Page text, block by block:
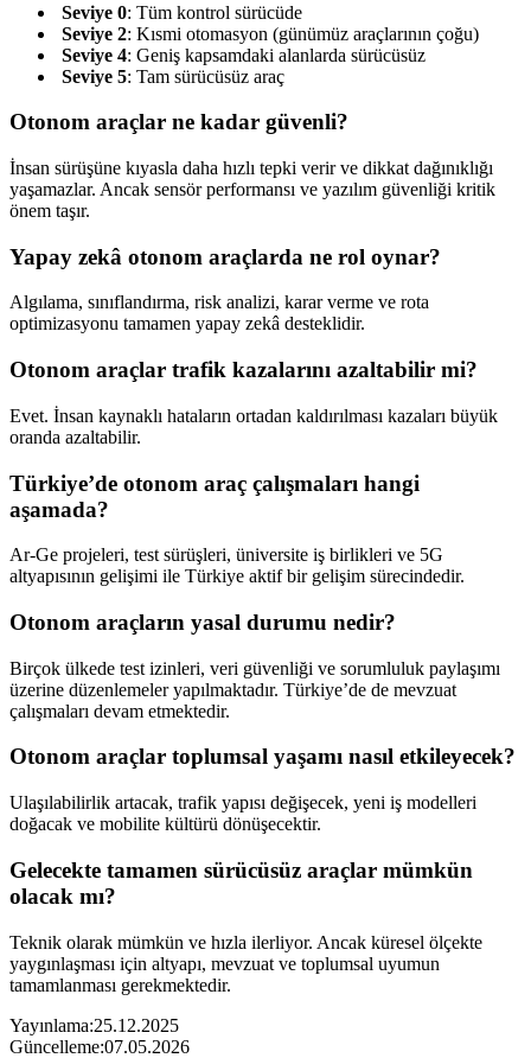
Seviye 0: Tüm kontrol sürücüde
Seviye 2: Kısmi otomasyon (günümüz araçlarının çoğu)
Seviye 4: Geniş kapsamdaki alanlarda sürücüsüz
Seviye 5: Tam sürücüsüz araç
Otonom araçlar ne kadar güvenli?
İnsan sürüşüne kıyasla daha hızlı tepki verir ve dikkat dağınıklığı
yaşamazlar. Ancak sensör performansı ve yazılım güvenliği kritik
önem taşır.
Yapay zekâ otonom araçlarda ne rol oynar?
Algılama, sınıflandırma, risk analizi, karar verme ve rota
optimizasyonu tamamen yapay zekâ desteklidir.
Otonom araçlar trafik kazalarını azaltabilir mi?
Evet. İnsan kaynaklı hataların ortadan kaldırılması kazaları büyük
oranda azaltabilir.
Türkiye’de otonom araç çalışmaları hangi
aşamada?
Ar-Ge projeleri, test sürüşleri, üniversite iş birlikleri ve 5G
altyapısının gelişimi ile Türkiye aktif bir gelişim sürecindedir.
Otonom araçların yasal durumu nedir?
Birçok ülkede test izinleri, veri güvenliği ve sorumluluk paylaşımı
üzerine düzenlemeler yapılmaktadır. Türkiye’de de mevzuat
çalışmaları devam etmektedir.
Otonom araçlar toplumsal yaşamı nasıl etkileyecek?
Ulaşılabilirlik artacak, trafik yapısı değişecek, yeni iş modelleri
doğacak ve mobilite kültürü dönüşecektir.
Gelecekte tamamen sürücüsüz araçlar mümkün
olacak mı?
Teknik olarak mümkün ve hızla ilerliyor. Ancak küresel ölçekte
yaygınlaşması için altyapı, mevzuat ve toplumsal uyumun
tamamlanması gerekmektedir.
Yayınlama:25.12.2025
Güncelleme:07.05.2026